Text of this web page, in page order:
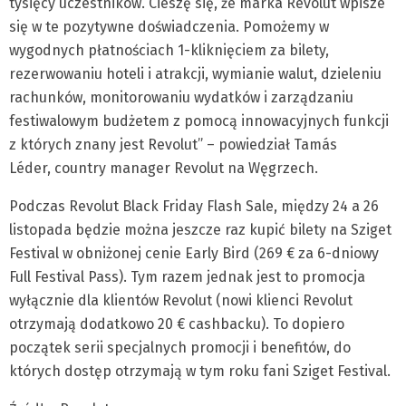
się w te pozytywne doświadczenia. Pomożemy w
wygodnych płatnościach 1-kliknięciem za bilety,
rezerwowaniu hoteli i atrakcji, wymianie walut, dzieleniu
rachunków, monitorowaniu wydatków i zarządzaniu
festiwalowym budżetem z pomocą innowacyjnych funkcji
z których znany jest Revolut” – powiedział Tamás
Léder, country manager Revolut na Węgrzech.
Podczas Revolut Black Friday Flash Sale, między 24 a 26
listopada będzie można jeszcze raz kupić bilety na Sziget
Festival w obniżonej cenie Early Bird (269 € za 6-dniowy
Full Festival Pass). Tym razem jednak jest to promocja
wyłącznie dla klientów Revolut (nowi klienci Revolut
otrzymają dodatkowo 20 € cashbacku). To dopiero
początek serii specjalnych promocji i benefitów, do
których dostęp otrzymają w tym roku fani Sziget Festival.